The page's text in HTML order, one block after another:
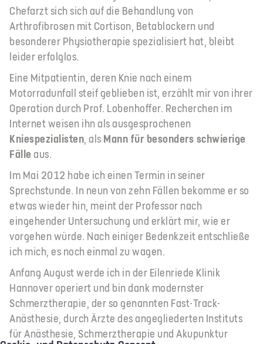
Chefarzt sich sich auf die Behandlung von
Arthrofibrosen mit Cortison, Betablockern und
besonderer Physiotherapie spezialisiert hat, bleibt
leider erfolglos.
Eine Mitpatientin, deren Knie nach einem
Motorradunfall steif geblieben ist, erzählt mir von ihrer
Operation durch Prof. Lobenhoffer. Recherchen im
Internet weisen ihn als ausgesprochenen
Kniespezialisten , als Mann für besonders schwierige
Fälle aus.
Im Mai 2012 habe ich einen Termin in seiner
Sprechstunde. In neun von zehn Fällen bekomme er so
etwas wieder hin, meint der Professor nach
eingehender Untersuchung und erklärt mir, wie er
vorgehen würde. Nach einiger Bedenkzeit entschließe
ich mich, es noch einmal zu wagen.
Anfang August werde ich in der Eilenriede Klinik
Hannover operiert und bin dank modernster
Schmerztherapie, der so genannten Fast-Track-
Anästhesie, durch Ärzte des angegliederten Instituts
für Anästhesie, Schmerztherapie und Akupunktur